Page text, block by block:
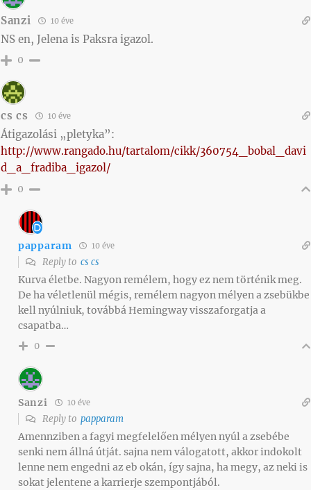
Sanzi 10 éve
NS en, Jelena is Paksra igazol.
0
cs cs 10 éve
Átigazolási „pletyka”:
http://www.rangado.hu/tartalom/cikk/360754_bobal_davi
d_a_fradiba_igazol/
0
papparam 10 éve
Reply to cs cs
Kurva életbe. Nagyon remélem, hogy ez nem történik meg.
De ha véletlenül mégis, remélem nagyon mélyen a zsebükbe
kell nyúlniuk, továbbá Hemingway visszaforgatja a
csapatba…
0
Sanzi 10 éve
Reply to papparam
Amennziben a fagyi megfelelően mélyen nyúl a zsebébe
senki nem állná útját. sajna nem válogatott, akkor indokolt
lenne nem engedni az eb okán, így sajna, ha megy, az neki is
sokat jelentene a karrierje szempontjából.